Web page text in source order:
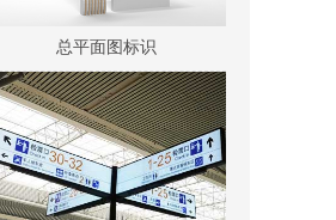
总平面图标识